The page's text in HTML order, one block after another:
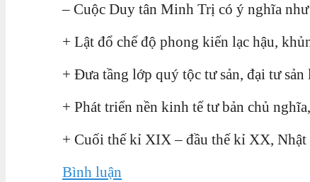
– Cuộc Duy tân Minh Trị có ý nghĩa như
+ Lật đổ chế độ phong kiến lạc hậu,
+ Đưa tầng lớp quý tộc tư sản, đại tư sản
+ Phát triển nền kinh tế tư bản chủ
+ Cuối thế kỉ XIX – đầu thế kỉ XX,
Bình luận